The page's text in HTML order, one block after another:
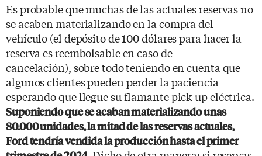
Es probable que muchas de las actuales reservas no
se acaben materializando en la compra del
vehículo (el depósito de 100 dólares para hacer la
reserva es reembolsable en caso de
cancelación), sobre todo teniendo en cuenta que
algunos clientes pueden perder la paciencia
esperando que llegue su flamante pick-up eléctrica.
Suponiendo que se acaban materializando unas
80.000 unidades, la mitad de las reservas actuales,
Ford tendría vendida la producción hasta el primer